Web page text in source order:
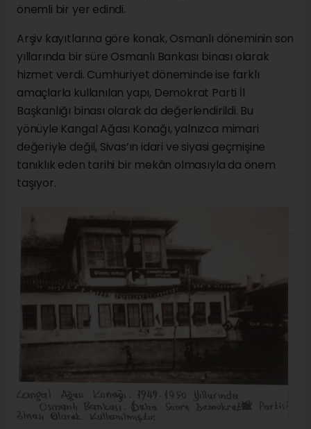
önemli bir yer edindi.
Arşiv kayıtlarına göre konak, Osmanlı döneminin son
yıllarında bir süre Osmanlı Bankası binası olarak
hizmet verdi. Cumhuriyet döneminde ise farklı
amaçlarla kullanılan yapı, Demokrat Parti İl
Başkanlığı binası olarak da değerlendirildi. Bu
yönüyle Kangal Ağası Konağı, yalnızca mimari
değeriyle değil, Sivas’ın idari ve siyasi geçmişine
tanıklık eden tarihi bir mekân olmasıyla da önem
taşıyor.